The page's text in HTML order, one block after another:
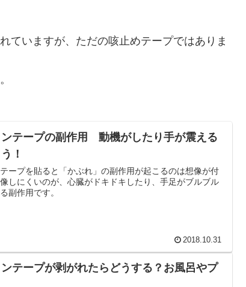
ていますが、ただの咳止めテープではありま
テープの副作用 動機がしたり手が震える
！
ープを貼ると「かぶれ」の副作用が起こるのは想像が付
しにくいのが、心臓がドキドキしたり、手足がブルブル
副作用です。
2018.10.31
テープが剥がれたらどうする？お風呂やプ